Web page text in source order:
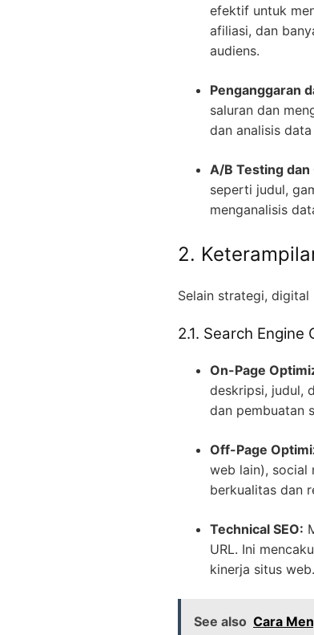
efektif untuk
afiliasi, dan
audiens.
Penganggaran
saluran dan
dan analisis
A/B Testing dan
seperti judul,
menganalisis
2.
Selain strategi, digital
2.1. Search Engine
On-Page
deskripsi, judul,
dan pembuatan
Off-Page
web lain), social
berkualitas dan
Technical SEO:
URL. Ini
kinerja situs web.
See also Cara